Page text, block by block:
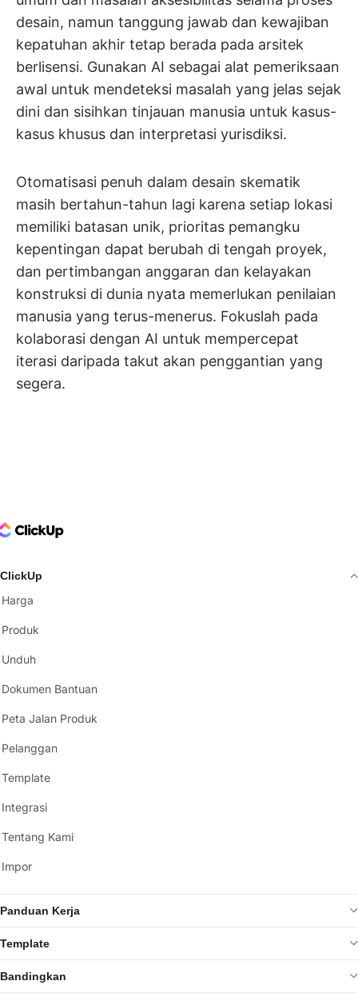
desain, namun tanggung jawab dan kewajiban
kepatuhan akhir tetap berada pada arsitek
berlisensi. Gunakan AI sebagai alat pemeriksaan
awal untuk mendeteksi masalah yang jelas sejak
dini dan sisihkan tinjauan manusia untuk kasus-
kasus khusus dan interpretasi yurisdiksi.
Otomatisasi penuh dalam desain skematik
masih bertahun-tahun lagi karena setiap lokasi
memiliki batasan unik, prioritas pemangku
kepentingan dapat berubah di tengah proyek,
dan pertimbangan anggaran dan kelayakan
konstruksi di dunia nyata memerlukan penilaian
manusia yang terus-menerus. Fokuslah pada
kolaborasi dengan AI untuk mempercepat
iterasi daripada takut akan penggantian yang
segera.
Logo
ClickUp
Harga
Produk
Unduh
Dokumen Bantuan
Peta Jalan Produk
Pelanggan
Template
Integrasi
Tentang Kami
Impor
Panduan Kerja
Template
Bandingkan